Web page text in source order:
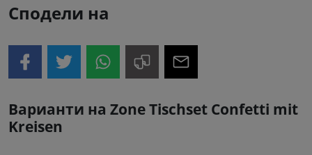
Сподели на
Варианти на Zone Tischset Confetti mit
Kreisen